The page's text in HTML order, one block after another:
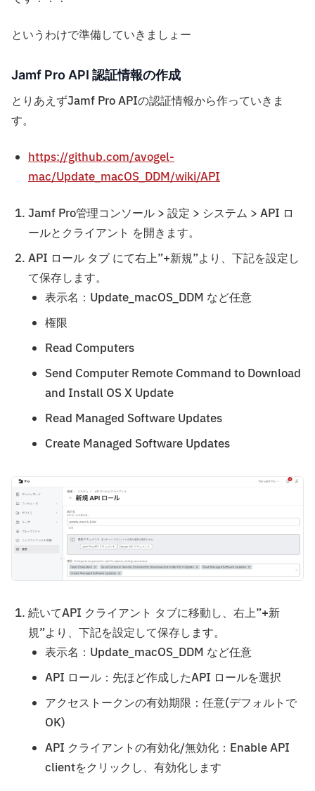
というわけで準備していきましょー
Jamf Pro API 認証情報の作成
とりあえずJamf Pro APIの認証情報から作っていきま
す。
https://github.com/avogel-
mac/Update_macOS_DDM/wiki/API
Jamf Pro管理コンソール > 設定 > システム > API ロ
ールとクライアント を開きます。
API ロール タブ にて右上”+新規”より、下記を設定し
て保存します。
表示名：Update_macOS_DDM など任意
権限
Read Computers
Send Computer Remote Command to Download
and Install OS X Update
Read Managed Software Updates
Create Managed Software Updates
続いてAPI クライアント タブに移動し、右上”+新
規”より、下記を設定して保存します。
表示名：Update_macOS_DDM など任意
API ロール：先ほど作成したAPI ロールを選択
アクセストークンの有効期限：任意(デフォルトで
OK)
API クライアントの有効化/無効化：Enable API
clientをクリックし、有効化します